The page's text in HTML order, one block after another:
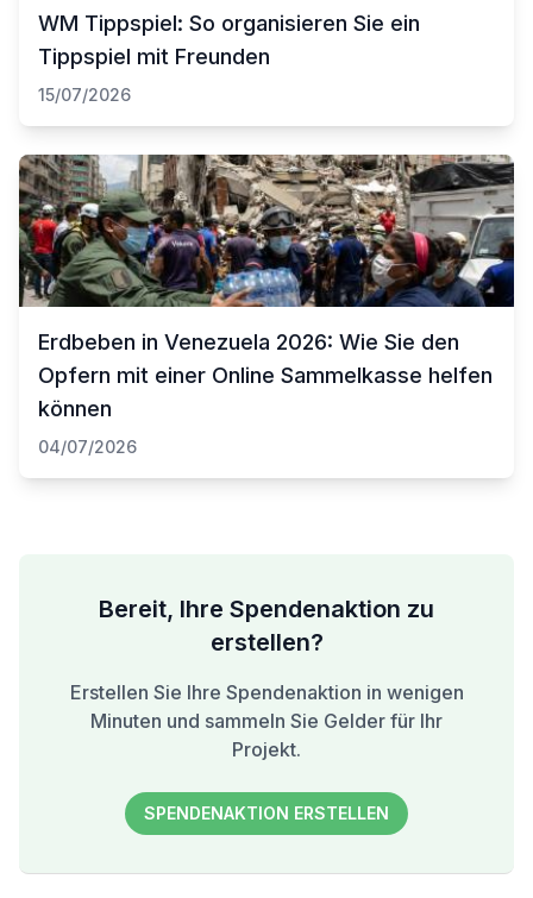
WM Tippspiel: So organisieren Sie ein
Tippspiel mit Freunden
15/07/2026
Erdbeben in Venezuela 2026: Wie Sie den
Opfern mit einer Online Sammelkasse helfen
können
04/07/2026
Bereit, Ihre Spendenaktion zu
erstellen?
Erstellen Sie Ihre Spendenaktion in wenigen
Minuten und sammeln Sie Gelder für Ihr
Projekt.
SPENDENAKTION ERSTELLEN